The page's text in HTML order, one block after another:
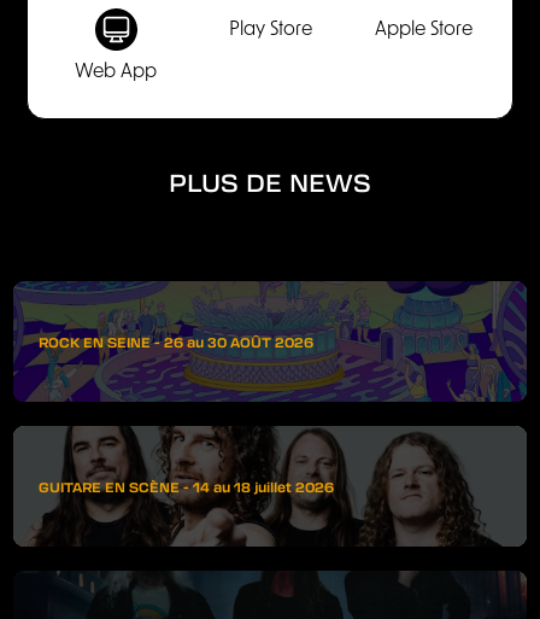
Web App
Play Store Apple Store
PLUS DE NEWS
ROCK EN SEINE - 26 au 30 AOÛT 2026
GUITARE EN SCÈNE - 14 au 18 juillet 2026